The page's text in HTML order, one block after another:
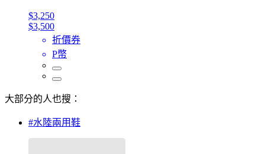
$3,250
$3,500
折價券
P幣
大部分的人也搜：
#水陸兩用鞋